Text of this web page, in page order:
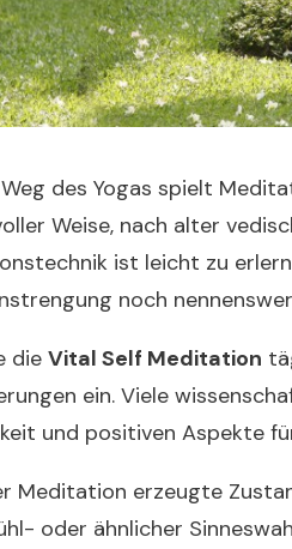
des Yogas spielt
Weise, nach alter
ist leicht zu
noch
die Vital Self Meditation
ein. Viele
und positiven Aspekte
Meditation erzeugte
oder ähnlicher